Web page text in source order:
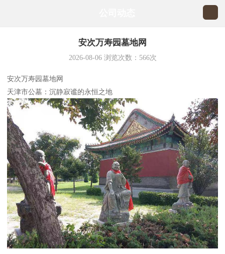
安次万寿园墓地网
2026-08-06浏览次数： 566次
安次万寿园墓地网
天津市公墓：沉静寂谧的永恒之地